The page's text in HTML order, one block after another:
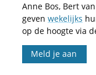
Anne Bos, Bert
geven wekelijks
op de hoogte via
Meld je aan